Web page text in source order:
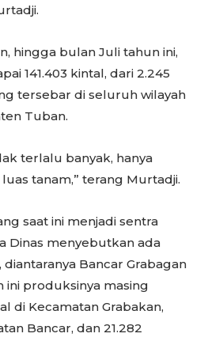
hingga bulan Juli tahun ini,
141.403 kintal, dari 2.245
tersebar di seluruh wilayah
Tuban.
terlalu banyak, hanya
tanam,” terang Murtadji.
saat ini menjadi sentra
Dinas menyebutkan ada
Bancar Grabagan
ini produksinya masing
di Kecamatan Grabakan,
Bancar, dan 21.282